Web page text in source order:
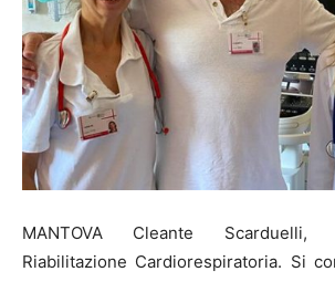
MANTOVA Cleante
Riabilitazione Cardiorespiratoria. Si